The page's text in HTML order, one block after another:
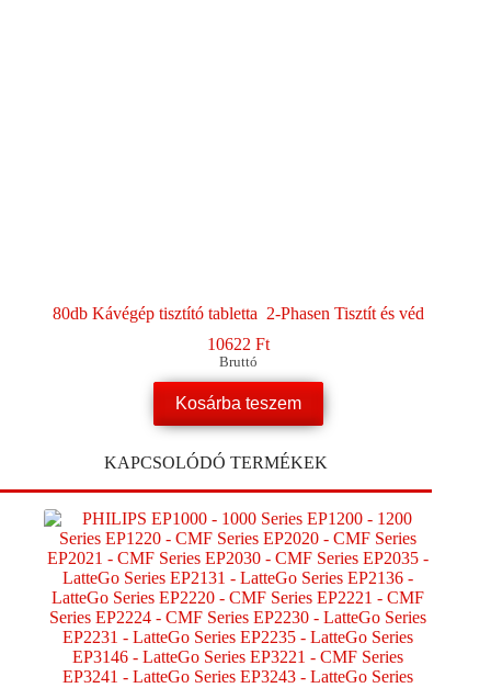
80db Kávégép tisztító tabletta 2-Phasen Tisztít és véd
10622 Ft
Bruttó
Kosárba teszem
KAPCSOLÓDÓ TERMÉKEK